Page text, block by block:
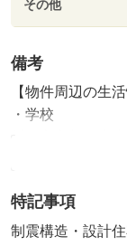
その他
備考
【物件周辺の生活
・学校
川口市立朝日東
納
建築確認：有/
特記事項
制震構造・設計